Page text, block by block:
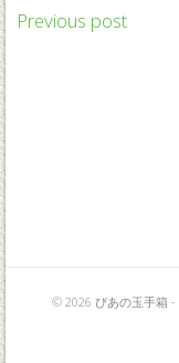
Previous post
© 2026 ぴあの玉手箱 -